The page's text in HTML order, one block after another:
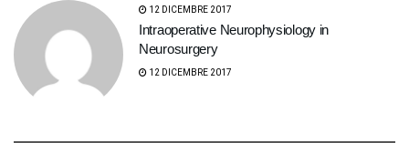
12 DICEMBRE 2017
Intraoperative Neurophysiology in
Neurosurgery
12 DICEMBRE 2017